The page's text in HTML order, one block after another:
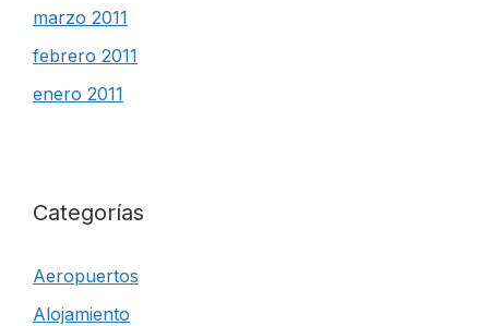
marzo 2011
febrero 2011
enero 2011
Categorías
Aeropuertos
Alojamiento